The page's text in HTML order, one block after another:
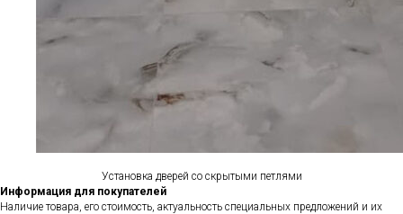
Установка дверей со скрытыми петлями
Информация для покупателей
Наличие товара, его стоимость, актуальность специальных предложений и их